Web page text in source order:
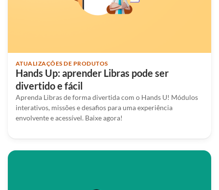
ATUALIZAÇÕES DE PRODUTOS
Hands Up: aprender Libras pode ser
divertido e fácil
Aprenda Libras de forma divertida com o Hands U! Módulos
interativos, missões e desafios para uma experiência
envolvente e acessível. Baixe agora!